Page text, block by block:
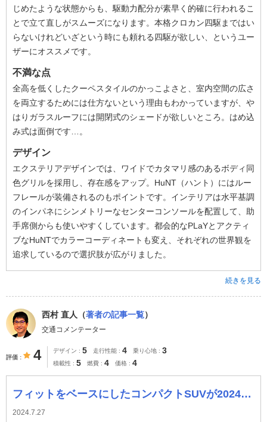
じめたような状態からも、駆動力配分が素早く的確に行われるこ
とで立て直しがスムーズになります。本格クロカン四駆まではい
らないけれどいざという時にも頼れる四駆が欲しい、というユー
ザーにオススメです。
不満な点
全高を低くしたクーペスタイルのかっこよさと、室内空間の広さ
を両立するためには仕方ないという理由もわかっていますが、や
はりガラスルーフには開閉式のシェードが欲しいところ。はめ込
み式は面倒です…。
デザイン
エクステリアデザインでは、ワイドでカタマリ感のあるボディ同
色グリルを採用し、存在感をアップ。HuNT（ハント）にはルー
フレールが装備されるのもポイントです。インテリアは水平基調
のインパネにシンメトリーなセンターコンソールを配置して、助
手席側からも使いやすくしています。都会的なPLaYとアクティ
ブなHuNTでカラーコーディネートも変え、それぞれの世界観を
追求しているので選択肢が広がりました。
続きを見る
西村 直人（著者の記事一覧）
交通コメンテーター
評価 4 デザイン 5 走行性能 4 乗り心地 3
積載性 5 燃費 4 価格 4
フィットをベースにしたコンパクトSUVが2024年4月に初のMC
2024.7.27